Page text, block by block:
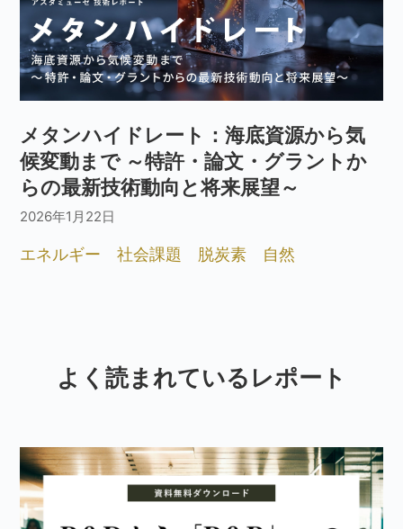
メタンハイドレート：海底資源から気
候変動まで ～特許・論文・グラントか
らの最新技術動向と将来展望～
2026年1月22日
エネルギー 社会課題 脱炭素 自然
よく読まれているレポート